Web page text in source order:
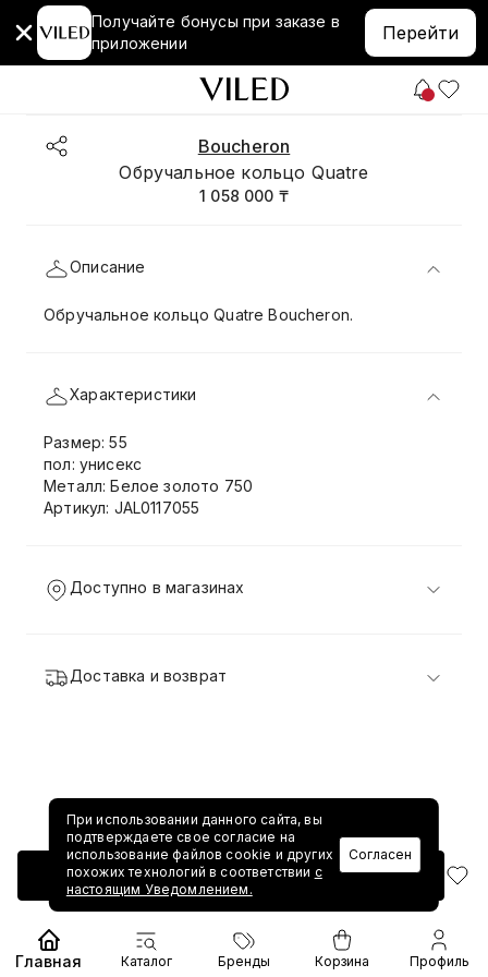
Получайте бонусы при заказе в
приложении
Перейти
Boucheron
Обручальное кольцо Quatre
1 058 000 ₸
Добавить в корзину
Описание
Обручальное кольцо Quatre Boucheron.
Характеристики
Размер: 55
пол: унисекс
Металл: Белое золото 750
Артикул: JAL0117055
Доступно в магазинах
Доставка и возврат
При использовании данного сайта, вы
подтверждаете свое согласие на
использование файлов cookie и других
похожих технологий в соответствии с
настоящим Уведомлением.
Согласен
Главная Каталог Бренды Корзина Профиль